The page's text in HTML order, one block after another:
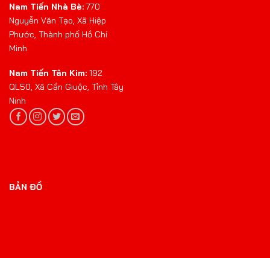
Nam Tiến Nhà Bè: 770
Nguyễn Văn Tạo, Xã Hiệp
Phước, Thành phố Hồ Chí
Minh
Nam Tiến Tân Kim: 192
QL50, Xã Cần Giuộc, Tỉnh Tây
Ninh
BẢN ĐỒ